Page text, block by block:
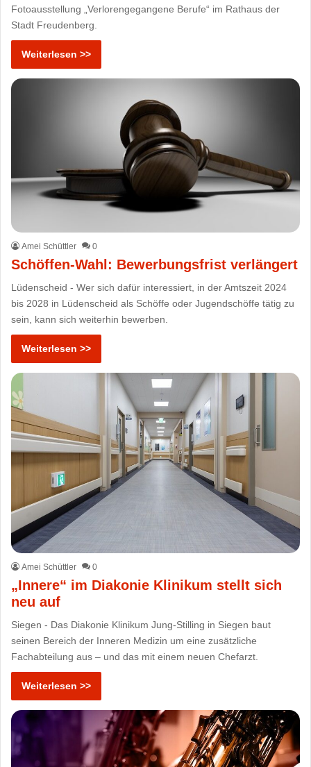
Fotoausstellung „Verlorengegangene Berufe“ im Rathaus der
Stadt Freudenberg.
Weiterlesen >>
Amei Schüttler 0
Schöffen-Wahl: Bewerbungsfrist verlängert
Lüdenscheid - Wer sich dafür interessiert, in der Amtszeit 2024
bis 2028 in Lüdenscheid als Schöffe oder Jugendschöffe tätig zu
sein, kann sich weiterhin bewerben.
Weiterlesen >>
Amei Schüttler 0
„Innere“ im Diakonie Klinikum stellt sich
neu auf
Siegen - Das Diakonie Klinikum Jung-Stilling in Siegen baut
seinen Bereich der Inneren Medizin um eine zusätzliche
Fachabteilung aus – und das mit einem neuen Chefarzt.
Weiterlesen >>